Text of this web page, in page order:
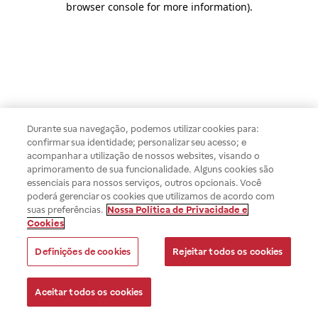
browser console for more information).
Durante sua navegação, podemos utilizar cookies para:
confirmar sua identidade; personalizar seu acesso; e
acompanhar a utilização de nossos websites, visando o
aprimoramento de sua funcionalidade. Alguns cookies são
essenciais para nossos serviços, outros opcionais. Você
poderá gerenciar os cookies que utilizamos de acordo com
suas preferências. Nossa Política de Privacidade e
Cookies
Definições de cookies Rejeitar todos os cookies
Aceitar todos os cookies